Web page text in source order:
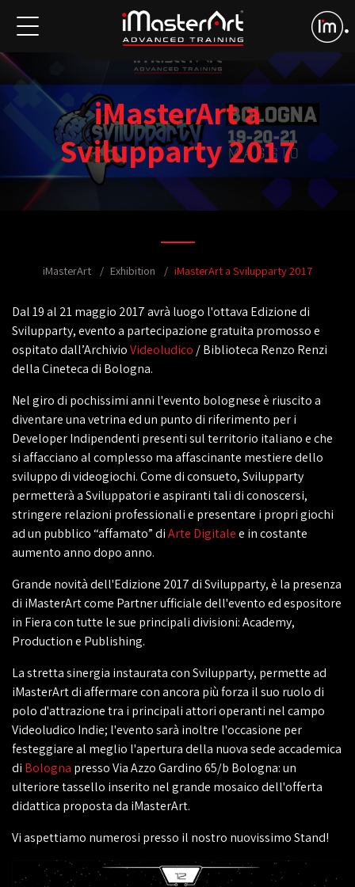
iMasterArt a
Svilupparty 2017
iMasterArt Exhibition iMasterArt a Svilupparty 2017
Dal 19 al 21 maggio 2017 avrà luogo l'ottava Edizione di
Svilupparty, evento a partecipazione gratuita promosso e
ospitato dall’ArchivioVideoludico / Biblioteca Renzo Renzi
della Cineteca di Bologna.
Nel giro di pochissimi anni l'evento bolognese è riuscito a
diventare una vetrina ed un punto di riferimento per i
Developer Indipendenti presenti sul territorio italiano e che
si affacciano al complesso ma affascinante mestiere dello
sviluppo di videogiochi. Come di consueto, Svilupparty
permetterà a Sviluppatori e aspiranti tali di conoscersi,
stringere relazioni professionali e presentare i propri giochi
ad un pubblico “affamato” diArte Digitalee in costante
aumento anno dopo anno.
Grande novità dell'Edizione 2017 di Svilupparty, è la presenza
di iMasterArt come Partner ufficiale dell'evento ed espositore
in Fiera con tutte le sue principali divisioni: Academy,
Production e Publishing.
La stretta sinergia instaurata con Svilupparty, permette ad
iMasterArt di affermare con ancora più forza il suo ruolo di
polo d'attrazione tra i principali attori operanti nel campo
Videoludico Indie; l'evento sarà inoltre l'occasione per
festeggiare al meglio l'apertura della nuova sede accademica
di Bologna presso Via Azzo Gardino 65/b Bologna: un
ulteriore tassello inserito nel grande mosaico dell'offerta
didattica proposta da iMasterArt.
Vi aspettiamo numerosi presso il nostro nuovissimo Stand!